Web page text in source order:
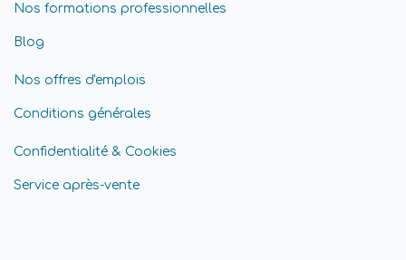
Nos formations professionnelles
Blog
Nos offres d'emplois
Conditions générales
Confidentialité & Cookies
Service après-vente